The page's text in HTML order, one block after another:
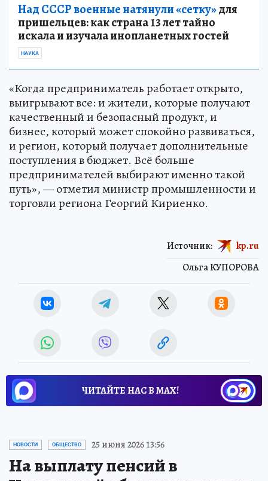
Над СССР военные натянули «сетку»для
пришельцев: как страна 13 лет тайно
искала и изучала инопланетных гостей
НАУКА
«Когда предприниматель работает открыто,
выигрывают все: и жители, которые получают
качественный и безопасный продукт, и
бизнес, который может спокойно развиваться,
и регион, который получает дополнительные
поступления в бюджет. Всё больше
предпринимателей выбирают именно такой
путь», — отметил министр промышленности и
торговли региона Георгий Кириенко.
Ольга КУПОРОВА
Источник: kp.ru
ЧИТАЙТЕ НАС В МАХ!
НОВОСТИ ОБЩЕСТВО 25 июня 2026 13:56
На выплату пенсий в